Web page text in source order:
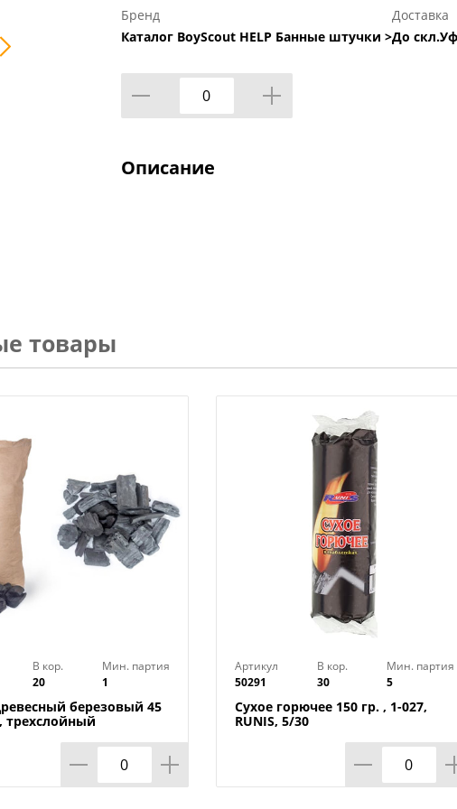
Бренд
Каталог BoyScout HELP Банные штучки >
Доставка
До
Описание
товары
В кор.
20
Мин. партия
1
березовый 45
трехслойный
Артикул
50291
В кор.
30
Мин. партия
5
Сухое горючее 150 гр. , 1-027,
RUNIS, 5/30